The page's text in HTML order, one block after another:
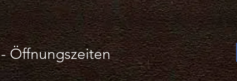
-Öffnungszeiten